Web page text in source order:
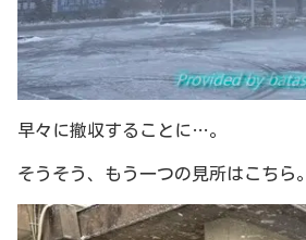
早々に撤収することに…。
そうそう、もう一つの見所はこちら。